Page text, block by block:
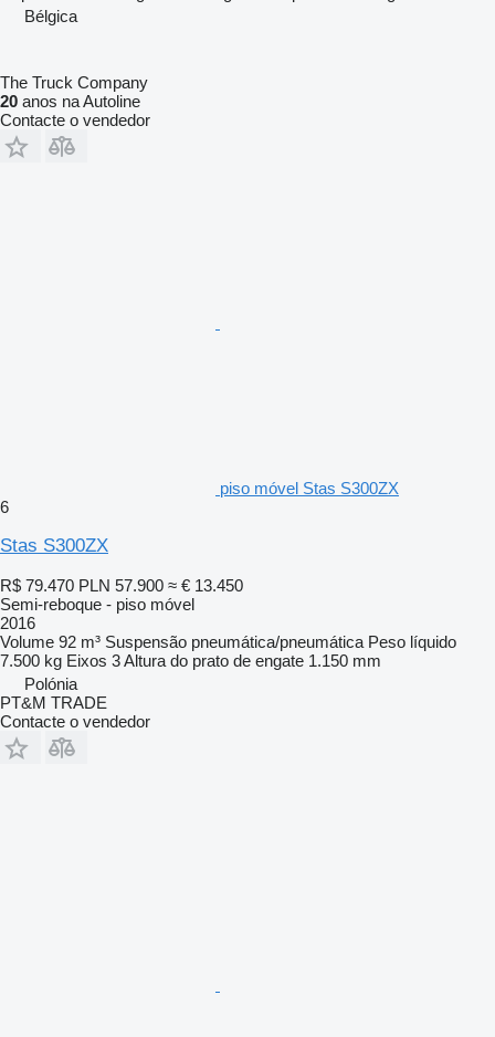
Bélgica
The Truck Company
20 anos na Autoline
Contacte o vendedor
piso móvel Stas S300ZX
6
Stas S300ZX
R$ 79.470 PLN 57.900 ≈ € 13.450
Semi-reboque - piso móvel
2016
Volume 92 m³ Suspensão pneumática/pneumática Peso líquido
7.500 kg Eixos 3Altura do prato de engate 1.150 mm
Polónia
PT&M TRADE
Contacte o vendedor